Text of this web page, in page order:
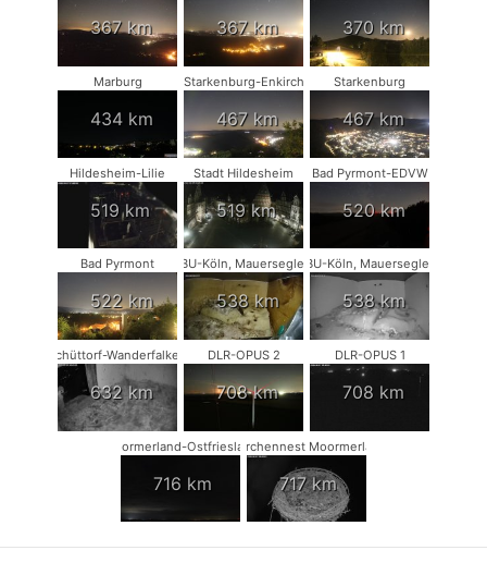
367 km 367 km 370 km
Marburg
434 km
Starkenburg-Enkirch
467 km
Starkenburg
467 km
Hildesheim-Lilie
519 km
Stadt Hildesheim
519 km
Bad Pyrmont-EDVW
520 km
Bad Pyrmont
522 km
NABU-Köln, Mauersegler #1
538 km
NABU-Köln, Mauersegler #2
538 km
Schüttorf-Wanderfalken
632 km
DLR-OPUS 2
708 km
DLR-OPUS 1
708 km
Moormerland-Ostfriesland
716 km
Storchennest Moormerland
717 km